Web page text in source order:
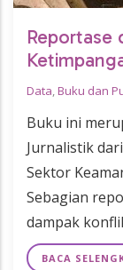
Reportase
Data,Buku dan
Buku ini
Jurnalistik
Sektor
Sebagian
dampak
BACA